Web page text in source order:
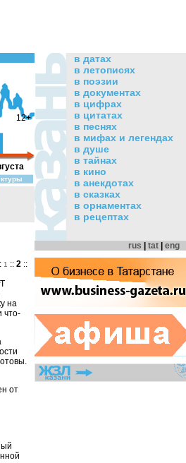
12+
1 :: 2 ::
на
что-
от
в датах
в летописях
в поэзии
в документах
в цифрах
в цитатах
в песнях
в мифах и легендах
в душе
в тайнах
в кино
в анекдотах
в сказках
в орнаментах
в рецептах
rus tat eng